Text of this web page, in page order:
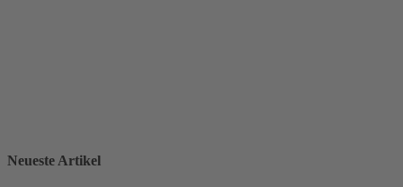
Neueste Artikel